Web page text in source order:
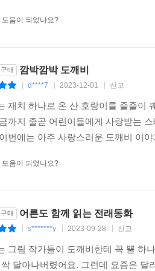
도움이 되었나요?
구매 깜박깜박 도깨비
d****7 2023-12-01 신고
재치 하나로 온 산 호랑이를 줄줄이
까지 줄곧 어린이들에게 사랑받는
번에는 아주 사랑스러운 도깨비 이
도움이 되었나요?
구매 어른도 함께 읽는 전래동화
s*******y 2023-09-28 신고
그림 작가들이 도깨비한테 꼭 뿔 하
달아나버렸어요. 그런데 요즘은